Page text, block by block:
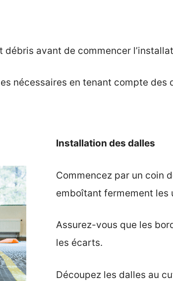
avant de commencer
nécessaires en tenant compte
Installation des dalles
Commencez par un coin
emboîtant fermement les
Assurez-vous que les
les écarts.
Découpez les dalles au